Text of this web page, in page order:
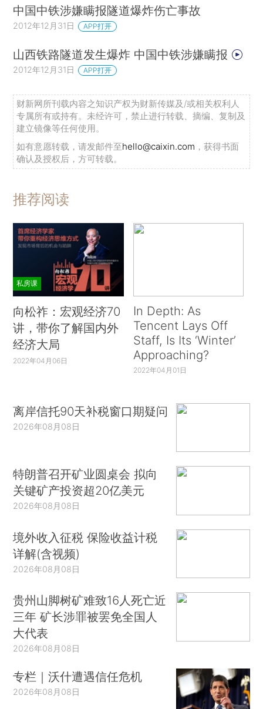
中国中铁涉嫌瞒报隧道爆炸伤亡事故
2012年12月31日 APP打开
山西铁路隧道发生爆炸 中国中铁涉嫌瞒报
2012年12月31日 APP打开
财新网所刊载内容之知识产权为财新传媒及/或相关权利人
专属所有或持有。未经许可，禁止进行转载、摘编、复制及
建立镜像等任何使用。
如有意愿转载，请发邮件至hello@caixin.com ，获得书面
确认及授权后，方可转载。
推荐阅读
私房课
向松祚：宏观经济70
讲，带你了解国内外
经济大局
2022年04月06日
In Depth: As
Tencent Lays Off
Staff, Is Its ‘Winter’
Approaching?
2022年04月01日
离岸信托90天补税窗口期疑问
2026年08月08日
特朗普召开矿业圆桌会 拟向
关键矿产投资超20亿美元
2026年08月08日
境外收入征税 保险收益计税
详解(含视频)
2026年08月08日
贵州山脚树矿难致16人死亡近
三年 矿长涉罪被罢免全国人
大代表
2026年08月08日
专栏｜沃什遭遇信任危机
2026年08月08日